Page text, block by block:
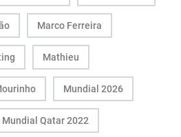
Marco Ferreira
Mathieu
Mundial 2026
Mundial Qatar 2022